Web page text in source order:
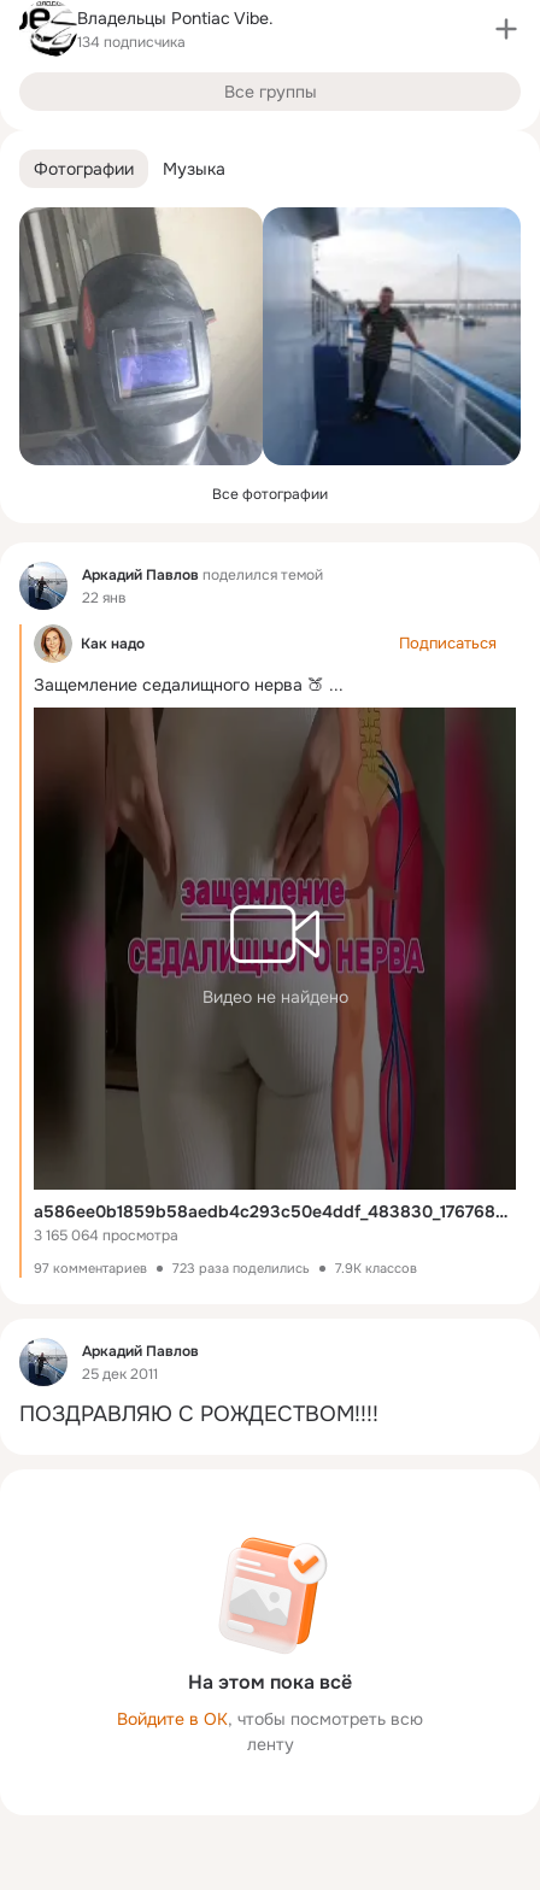
Фотографии Музыка
Все фотографии
Фид Аркадий Павлов поделился темой
22 янв
Как надо Подписаться
Защемление седалищного нерва 🍑 ...
Видео не найдено
a586ee0b1859b58aedb4c293c50e4ddf_483830_1767689599
3 165 064 просмотра
97 комментариев 723 раза поделились 7.9K классов
Фид
Аркадий Павлов
25 дек 2011
ПОЗДРАВЛЯЮ С РОЖДЕСТВОМ!!!!
На этом пока всё
Войдите в ОК, чтобы посмотреть всю
ленту
Владельцы Pontiac Vibe.
134 подписчика
Все группы